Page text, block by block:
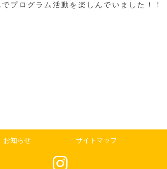
プログラム活動を楽しんでいました！！
お知らせ サイトマップ